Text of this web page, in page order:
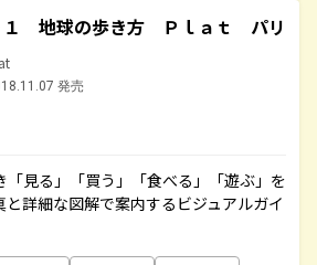
１ 地球の歩き方 Ｐｌａｔ パリ
発売
「見る」「買う」「食べる」「遊ぶ」を
詳細な図解で案内するビジュアルガイ